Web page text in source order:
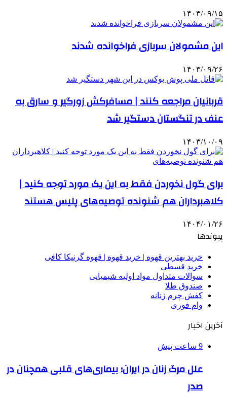
۱۴۰۳/۰۹/۱۵
این مشمولان سربازی فراخوانده شدند
۱۴۰۳/۰۹/۲۶
قربانیان مراجعه کنند | مسافرکش زورگیر و سارق به
عنف در تنگستان دستگیر شد
۱۴۰۳/۱۰/۰۹
برای گول نخوردن فقط به این یک مورد توجه کنید |
کلاهبرداران هم شنونده توصیه‌های پلیس هستند
۱۴۰۴/۰۱/۲۶
پیوندها
خرید بهترین قهوه | خرید قهوه | قهوه گرنیکا کافی
خرید قسطی
سوالات متداول مواد اولیه شیمیایی
صندوق طلا
کفش چرم زنانه
وام فوری
آخرین اخبار
9 ساعت پیش
علل مرگ زنان در ایران؛ بیماری‌های قلبی همچنان در
صدر